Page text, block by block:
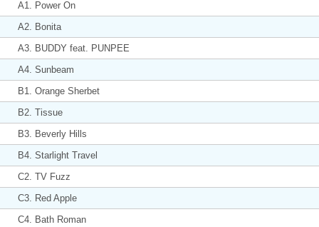
A1. Power On
A2. Bonita
A3. BUDDY feat. PUNPEE
A4. Sunbeam
B1. Orange Sherbet
B2. Tissue
B3. Beverly Hills
B4. Starlight Travel
C2. TV Fuzz
C3. Red Apple
C4. Bath Roman